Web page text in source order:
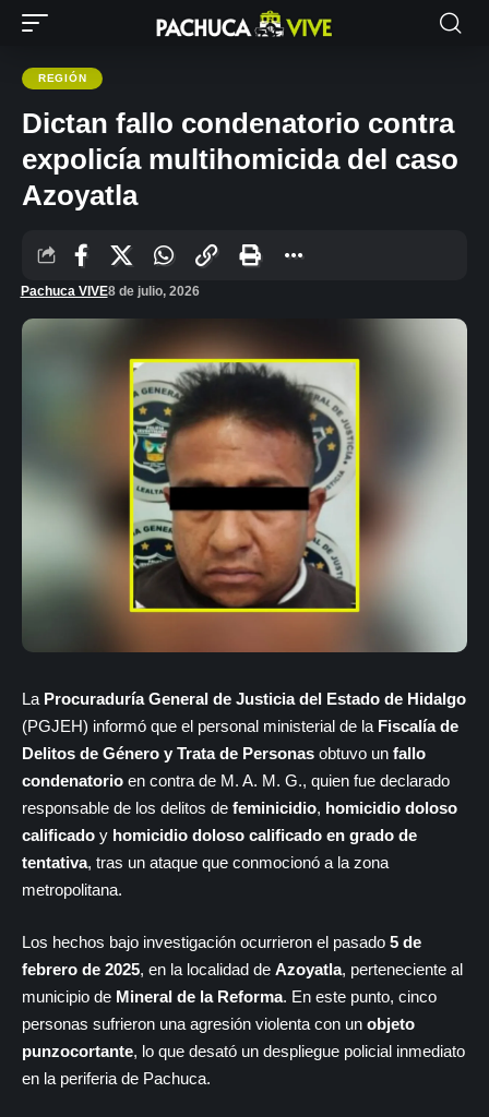
REGIÓN
Dictan fallo condenatorio contra
expolicía multihomicida del caso
Azoyatla
Pachuca VIVE8 de julio, 2026
La Procuraduría General de Justicia del Estado de Hidalgo
(PGJEH) informó que el personal ministerial de la Fiscalía de
Delitos de Género y Trata de Personas obtuvo un fallo
condenatorio en contra de M. A. M. G., quien fue declarado
responsable de los delitos de feminicidio, homicidio doloso
calificado y homicidio doloso calificado en grado de
tentativa, tras un ataque que conmocionó a la zona
metropolitana.
Los hechos bajo investigación ocurrieron el pasado 5 de
febrero de 2025, en la localidad de Azoyatla, perteneciente al
municipio de Mineral de la Reforma. En este punto, cinco
personas sufrieron una agresión violenta con un objeto
punzocortante, lo que desató un despliegue policial inmediato
en la periferia de Pachuca.